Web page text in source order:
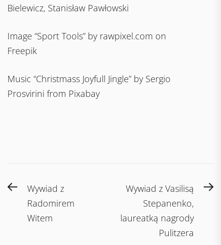
Bielewicz, Stanisław Pawłowski
Image “Sport Tools” by rawpixel.com on
Freepik
Music “Christmass Joyfull Jingle” by Sergio
Prosvirini from Pixabay
Post
navigation
PreviousWywiad z
Radomirem
Witem
Wywiad z Vasilisą
Stepanenko,
laureatką nagrody
Pulitzera